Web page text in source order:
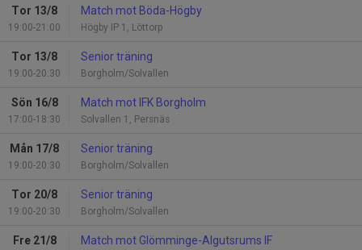
Tor 13/8
19:00-21:00
Match mot Böda-Högby
Högby IP 1, Löttorp
Tor 13/8
19:00-20:30
Senior träning
Borgholm/Solvallen
Sön 16/8
17:00-18:30
Match mot IFK Borgholm
Solvallen 1, Persnäs
Mån 17/8
19:00-20:30
Senior träning
Borgholm/Solvallen
Tor 20/8
19:00-20:30
Senior träning
Borgholm/Solvallen
Fre 21/8 Match mot Glömminge-Algutsrums IF